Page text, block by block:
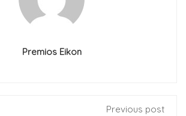
Premios Eikon
Previous post